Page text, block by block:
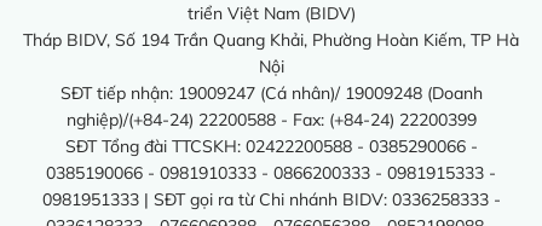
triển Việt Nam (BIDV)
Tháp BIDV, Số 194 Trần Quang Khải, Phường Hoàn Kiếm, TP Hà
Nội
SĐT tiếp nhận: 19009247 (Cá nhân)/ 19009248 (Doanh
nghiệp)/(+84-24) 22200588 - Fax: (+84-24) 22200399
SĐT Tổng đài TTCSKH: 02422200588 - 0385290066 -
0385190066 - 0981910333 - 0866200333 - 0981915333 -
0981951333 | SĐT gọi ra từ Chi nhánh BIDV: 0336258333 -